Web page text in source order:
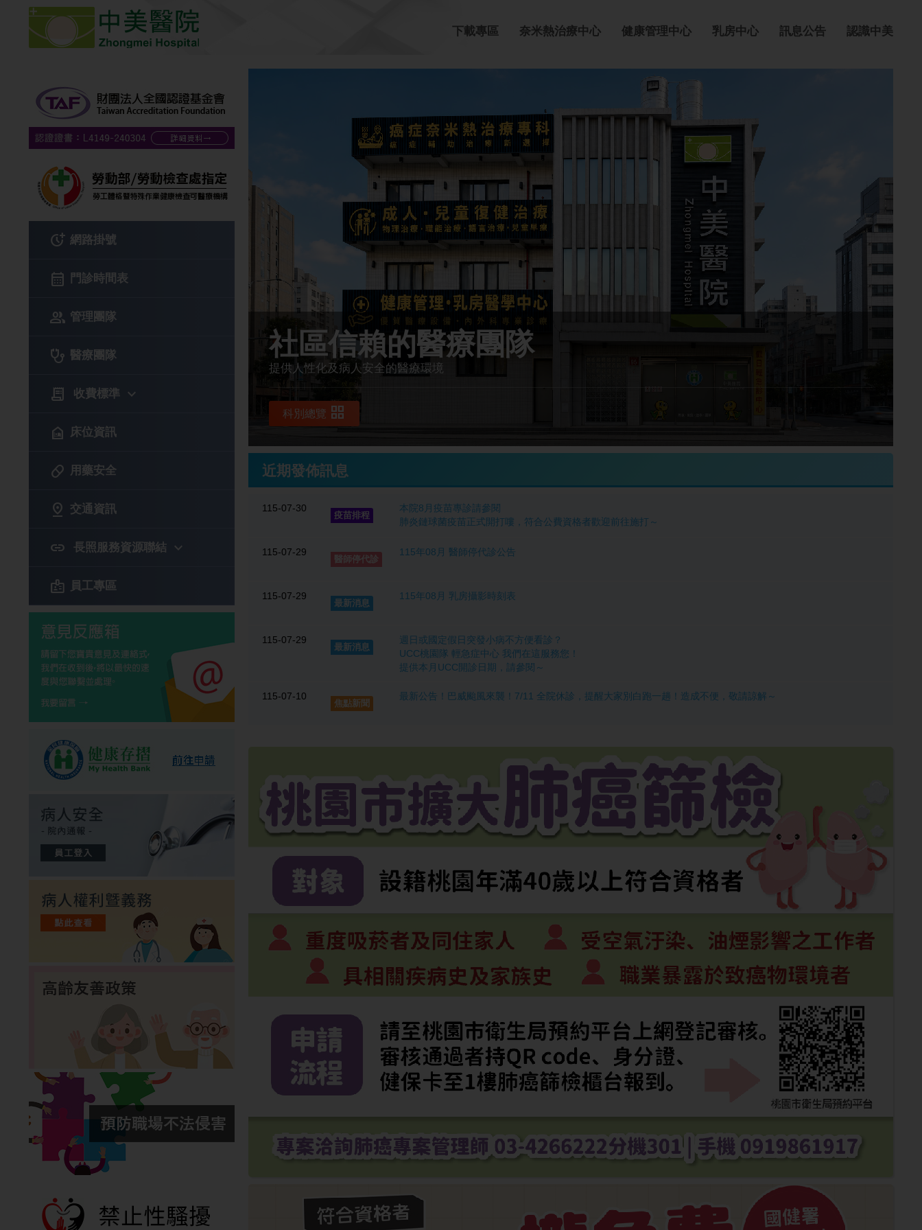
下載專區 奈米熱治療中心 健康管理中心 乳房中心 訊息公告 認識中美
more_time 網路掛號
calendar_month 門診時間表
group 管理團隊
stethoscope 醫療團隊
receipt_long 收費標準
keyboard_arrow_down
night_shelter
床位資訊
pill 用藥安全
pin_drop 交通資訊
link 長照服務資源聯結
keyboard_arrow_down
badge
員工專區
社區信賴的醫療團隊
提供人性化及病人安全的醫療環境
科別總覽 grid_view
近期發佈訊息
115-07-30
疫苗排程
本院8月疫苗專診請參閱
肺炎鏈球菌疫苗正式開打嘍，符合公費資格者歡迎前往施打～
115-07-29
醫師停代診
115年08月 醫師停代診公告
115-07-29
最新消息
115年08月 乳房攝影時刻表
115-07-29
最新消息
週日或國定假日突發小病不方便看診？
UCC桃園隊 輕急症中心 我們在這服務您！
提供本月UCC開診日期，請參閱～
115-07-10
焦點新聞
最新公告！巴威颱風來襲！7/11 全院休診，提醒大家別白跑一趟！造成不便，敬請諒解～